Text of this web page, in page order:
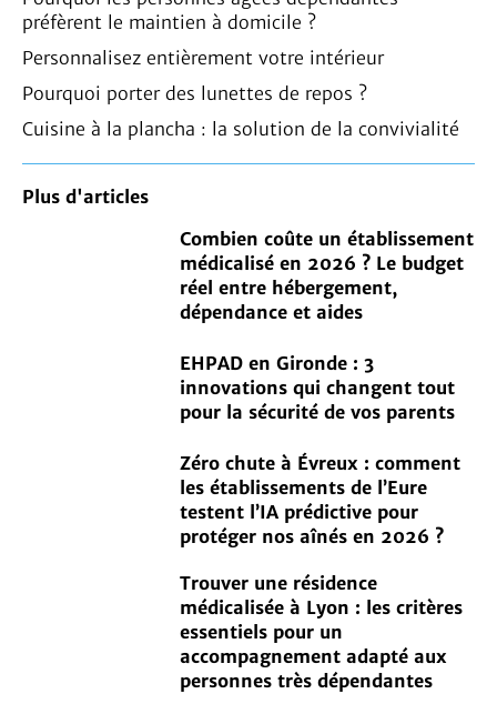
préfèrent le maintien à domicile ?
Personnalisez entièrement votre intérieur
Pourquoi porter des lunettes de repos ?
Cuisine à la plancha : la solution de la convivialité
Plus d'articles
Combien coûte un établissement
médicalisé en 2026 ? Le budget
réel entre hébergement,
dépendance et aides
EHPAD en Gironde : 3
innovations qui changent tout
pour la sécurité de vos parents
Zéro chute à Évreux : comment
les établissements de l’Eure
testent l’IA prédictive pour
protéger nos aînés en 2026 ?
Trouver une résidence
médicalisée à Lyon : les critères
essentiels pour un
accompagnement adapté aux
personnes très dépendantes